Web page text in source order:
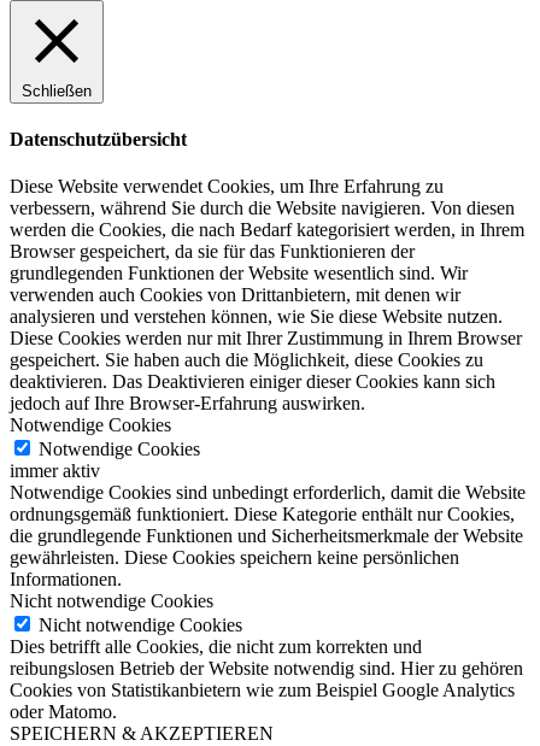
Schließen
Datenschutzübersicht
Diese Website verwendet Cookies, um Ihre Erfahrung zu
verbessern, während Sie durch die Website navigieren. Von diesen
werden die Cookies, die nach Bedarf kategorisiert werden, in Ihrem
Browser gespeichert, da sie für das Funktionieren der
grundlegenden Funktionen der Website wesentlich sind. Wir
verwenden auch Cookies von Drittanbietern, mit denen wir
analysieren und verstehen können, wie Sie diese Website nutzen.
Diese Cookies werden nur mit Ihrer Zustimmung in Ihrem Browser
gespeichert. Sie haben auch die Möglichkeit, diese Cookies zu
deaktivieren. Das Deaktivieren einiger dieser Cookies kann sich
jedoch auf Ihre Browser-Erfahrung auswirken.
Notwendige Cookies
Notwendige Cookies
immer aktiv
Notwendige Cookies sind unbedingt erforderlich, damit die Website
ordnungsgemäß funktioniert. Diese Kategorie enthält nur Cookies,
die grundlegende Funktionen und Sicherheitsmerkmale der Website
gewährleisten. Diese Cookies speichern keine persönlichen
Informationen.
Nicht notwendige Cookies
Nicht notwendige Cookies
Dies betrifft alle Cookies, die nicht zum korrekten und
reibungslosen Betrieb der Website notwendig sind. Hier zu gehören
Cookies von Statistikanbietern wie zum Beispiel Google Analytics
oder Matomo.
SPEICHERN & AKZEPTIEREN